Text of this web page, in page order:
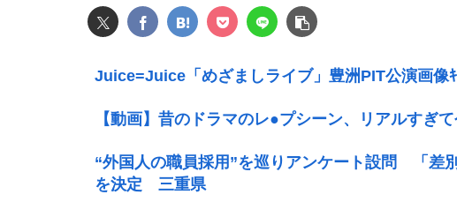
Juice=Juice「めざましライブ」豊洲PIT公
【動画】昔のドラマのレ●プシーン、リアルすぎ
“外国人の職員採用”を巡りアンケート設問 「差
を決定 三重県